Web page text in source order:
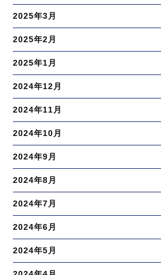
2025年3月
2025年2月
2025年1月
2024年12月
2024年11月
2024年10月
2024年9月
2024年8月
2024年7月
2024年6月
2024年5月